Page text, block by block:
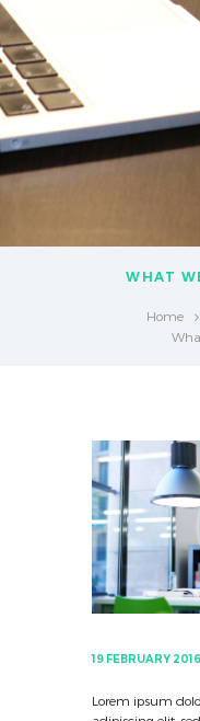
WHAT
Home
19 FEBRUARY 2016
Lorem ipsum